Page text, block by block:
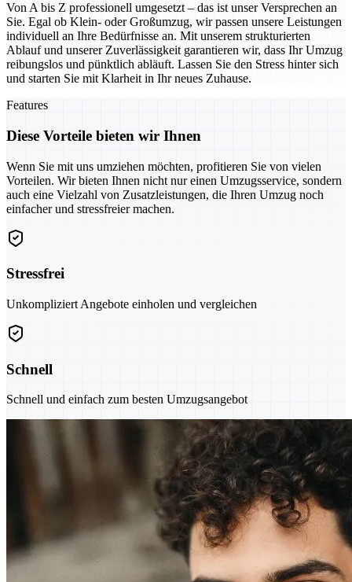
Von A bis Z professionell umgesetzt – das ist unser Versprechen an
Sie. Egal ob Klein- oder Großumzug, wir passen unsere Leistungen
individuell an Ihre Bedürfnisse an. Mit unserem strukturierten
Ablauf und unserer Zuverlässigkeit garantieren wir, dass Ihr Umzug
reibungslos und pünktlich abläuft. Lassen Sie den Stress hinter sich
und starten Sie mit Klarheit in Ihr neues Zuhause.
Features
Diese Vorteile bieten wir Ihnen
Wenn Sie mit uns umziehen möchten, profitieren Sie von vielen
Vorteilen. Wir bieten Ihnen nicht nur einen Umzugsservice, sondern
auch eine Vielzahl von Zusatzleistungen, die Ihren Umzug noch
einfacher und stressfreier machen.
Stressfrei
Unkompliziert Angebote einholen und vergleichen
Schnell
Schnell und einfach zum besten Umzugsangebot